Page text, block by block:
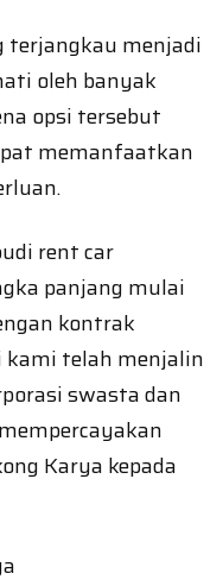
terjangkau menjadi
oleh banyak
opsi tersebut
memanfaatkan
rent car
panjang mulai
kontrak
kami telah menjalin
swasta dan
Karya kepada